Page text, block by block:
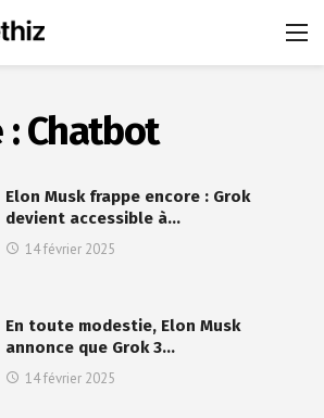
:Chatbot
Elon Musk frappe encore : Grok
devient accessible à…
14 février 2025
En toute modestie, Elon Musk
annonce que Grok 3…
14 février 2025